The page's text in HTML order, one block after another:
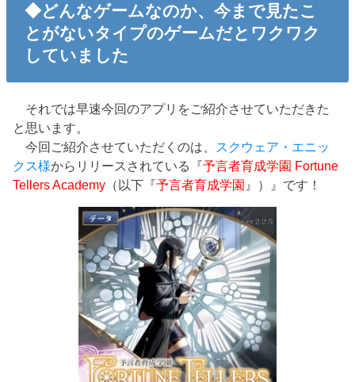
◆どんなゲームなのか、今まで見たこ
とがないタイプのゲームだとワクワク
していました
それでは早速今回のアプリをご紹介させていただきた
と思います。
今回ご紹介させていただくのは、 スクウェア・エニッ
クス様からリリースされている『予言者育成学園 Fortune
Tellers Academy （以下『予言者育成学園 』）』です！